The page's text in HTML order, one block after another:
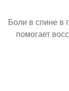
Боли в спине в
помогает